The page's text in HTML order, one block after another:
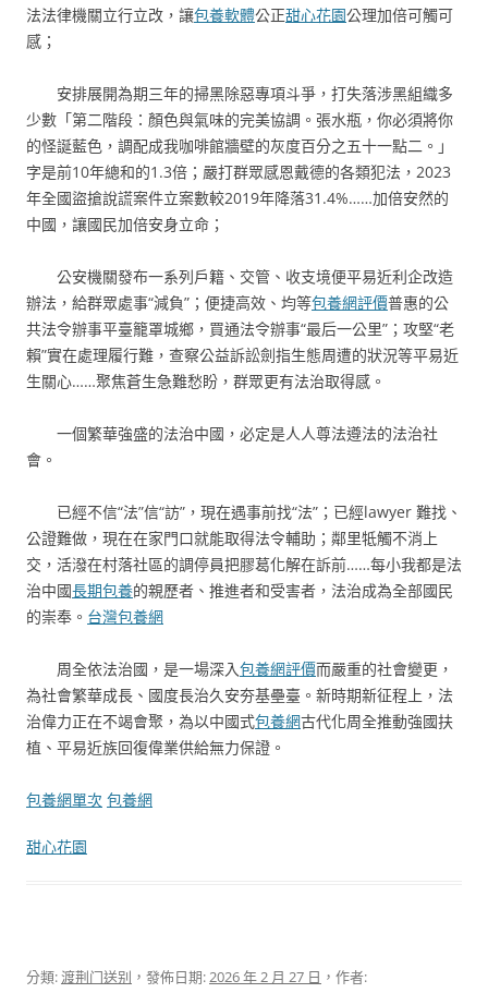
法法律機關立行立改，讓包養軟體公正甜心花園公理加倍可觸可
感；
安排展開為期三年的掃黑除惡專項斗爭，打失落涉黑組織多
少數「第二階段：顏色與氣味的完美協調。張水瓶，你必須將你
的怪誕藍色，調配成我咖啡館牆壁的灰度百分之五十一點二。」
字是前10年總和的1.3倍；嚴打群眾感恩戴德的各類犯法，2023
年全國盜搶說謊案件立案數較2019年降落31.4%……加倍安然的
中國，讓國民加倍安身立命；
公安機關發布一系列戶籍、交管、收支境便平易近利企改造
辦法，給群眾處事“減負”；便捷高效、均等包養網評價普惠的公
共法令辦事平臺籠罩城鄉，買通法令辦事“最后一公里”；攻堅“老
賴”實在處理履行難，查察公益訴訟劍指生態周遭的狀況等平易近
生關心……聚焦蒼生急難愁盼，群眾更有法治取得感。
一個繁華強盛的法治中國，必定是人人尊法遵法的法治社
會。
已經不信“法”信“訪”，現在遇事前找“法”；已經lawyer 難找、
公證難做，現在在家門口就能取得法令輔助；鄰里牴觸不消上
交，活潑在村落社區的調停員把膠葛化解在訴前……每小我都是法
治中國長期包養的親歷者、推進者和受害者，法治成為全部國民
的崇奉。 台灣包養網
周全依法治國，是一場深入包養網評價而嚴重的社會變更，
為社會繁華成長、國度長治久安夯基壘臺。新時期新征程上，法
治偉力正在不竭會聚，為以中國式包養網古代化周全推動強國扶
植、平易近族回復偉業供給無力保證。
包養網單次 包養網
甜心花園
分類:渡荆门送别 ，發佈日期:2026 年 2 月 27 日 ，作者: